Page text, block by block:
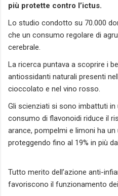
più protette contro l’ictus.
Lo studio condotto su 70.000
che un consumo regolare di
cerebrale.
La ricerca puntava a scoprire i
antiossidanti naturali presenti
cioccolato e nel vino rosso.
Gli scienziati si sono imbattuti
consumo di flavonoidi riduce il
arance, pompelmi e limoni ha
proteggendo fino al 19% in più
Tutto merito dell’azione anti-
favoriscono il funzionamento dei